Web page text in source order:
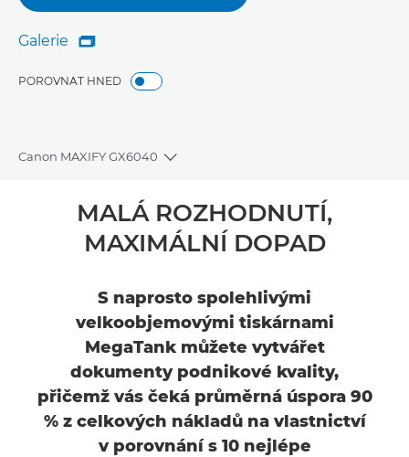
Galerie
Galerie

POROVNAT HNED
Canon MAXIFY GX6040
Toggle breadcrumbs
MALÁ ROZHODNUTÍ,
MAXIMÁLNÍ DOPAD
S naprosto spolehlivými
velkoobjemovými tiskárnami
MegaTank můžete vytvářet
dokumenty podnikové kvality,
přičemž vás čeká průměrná úspora 90
% z celkových nákladů na vlastnictví
v porovnání s 10 nejlépe